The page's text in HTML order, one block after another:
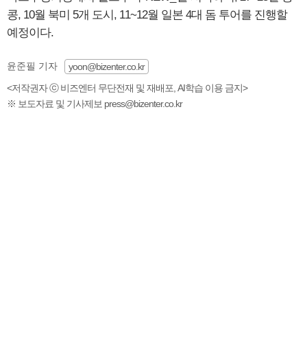
콩, 10월 북미 5개 도시, 11~12월 일본 4대 돔 투어를 진행할
예정이다.
윤준필 기자
yoon@bizenter.co.kr
<저작권자 ⓒ 비즈엔터 무단전재 및 재배포, AI학습 이용 금지>
※ 보도자료 및 기사제보 press@bizenter.co.kr